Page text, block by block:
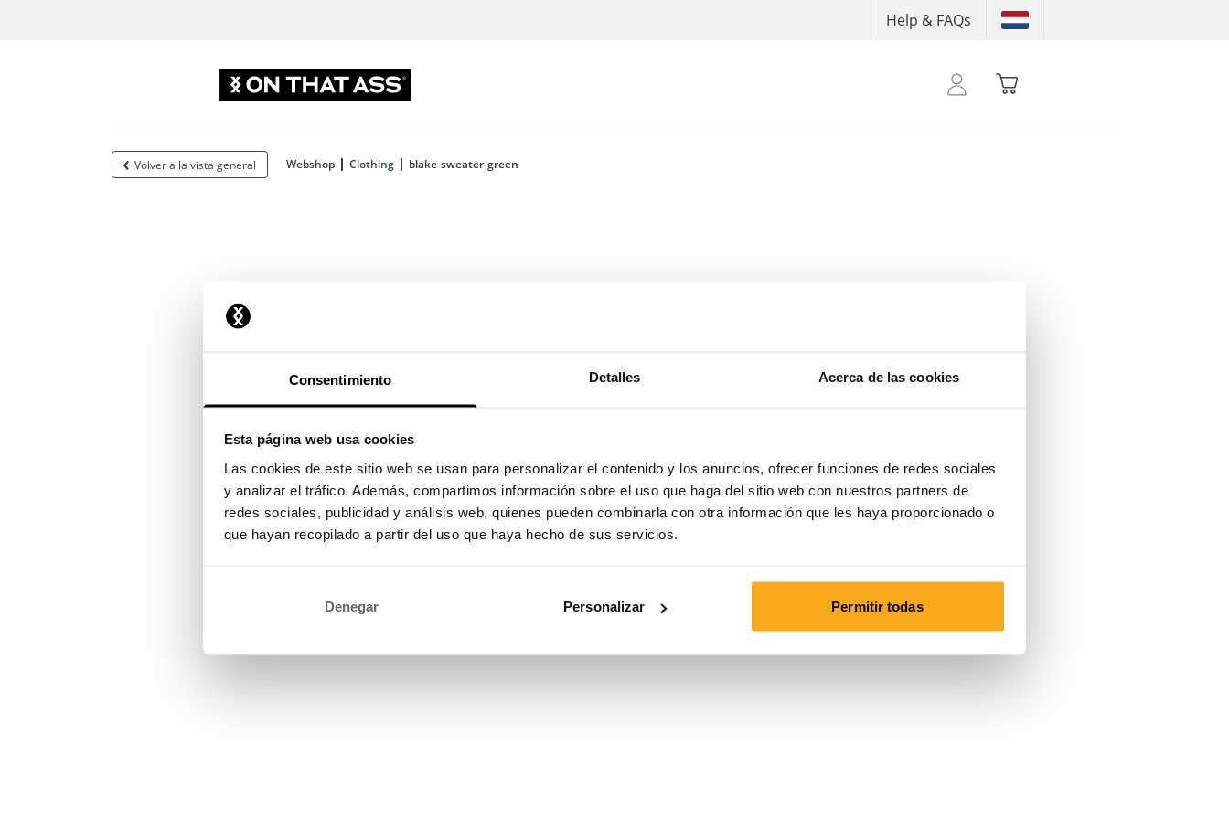
Consentimiento Detalles Acerca de las cookies
Esta página web usa cookies
Las cookies de este sitio web se usan para personalizar el contenido y los anuncios, ofrecer funciones de redes sociales
y analizar el tráfico. Además, compartimos información sobre el uso que haga del sitio web con nuestros partners de
redes sociales, publicidad y análisis web, quienes pueden combinarla con otra información que les haya proporcionado o
que hayan recopilado a partir del uso que haya hecho de sus servicios.
Denegar Personalizar Permitir todas
Help & FAQs
Volver a la vista general Webshop Clothing blake-sweater-green